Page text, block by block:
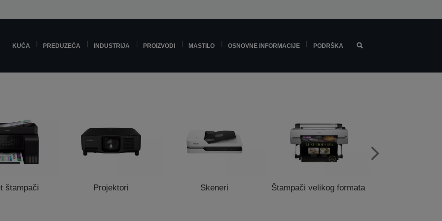
KUĆA PREDUZEĆA INDUSTRIJA PROIZVODI MASTILO OSNOVNE INFORMACIJE PODRŠKA
štampači Projektori Skeneri Štampači velikog formata